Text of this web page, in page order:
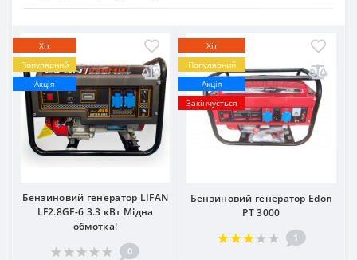
Хіт
Популярний
Акція
Бензиновий генератор LIFAN
LF2.8GF-6 3.3 кВт Мідна
обмотка!
0
Хіт
Популярний
Акція
Закінчується
Бензиновий генератор Edon
PT 3000
1